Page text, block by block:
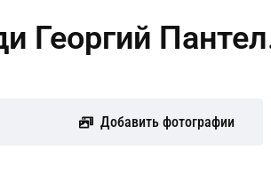
Георгий
Добавить фотографии